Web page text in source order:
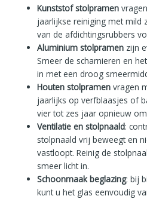
Kunststof stolpramen
jaarlijkse reiniging met mild
van de afdichtingsrubbers
Aluminium stolpramen zijn
Smeer de scharnieren en
in met een droog
Houten stolpramen vragen
jaarlijks op verfblaasjes of
vier tot zes jaar opnieuw
Ventilatie en stolpnaald:
stolpnaald vrij beweegt en
vastloopt. Reinig de
smeer licht in.
Schoonmaak beglazing: bij
kunt u het glas eenvoudig